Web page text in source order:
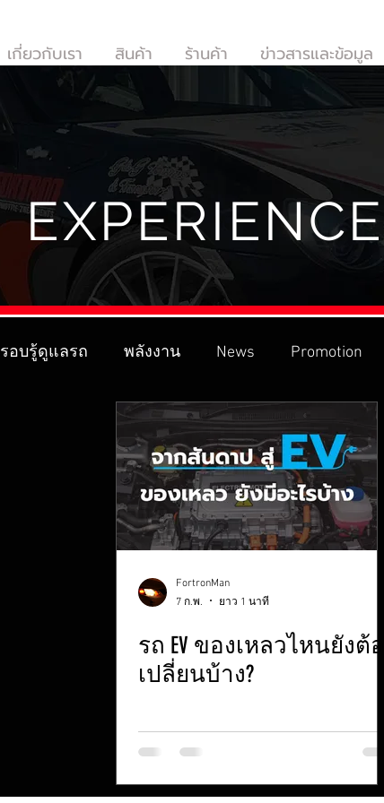
เกี่ยวกับเรา สินค้า ร้านค้า ข่าวสารและข้อมูล
EXPERIENCE
รอบรู้ดูแลรถ พลังงาน News Promotion
FortronMan
7 ก.พ.
ยาว 1 นาที
รถ EV ของเหลวไหนยังต้อง
เปลี่ยนบ้าง?